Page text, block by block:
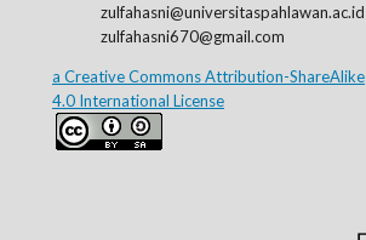
zulfahasni@universitaspahlawan.ac.id
zulfahasni670@gmail.com
a Creative Commons Attribution-ShareAlike
4.0 International License